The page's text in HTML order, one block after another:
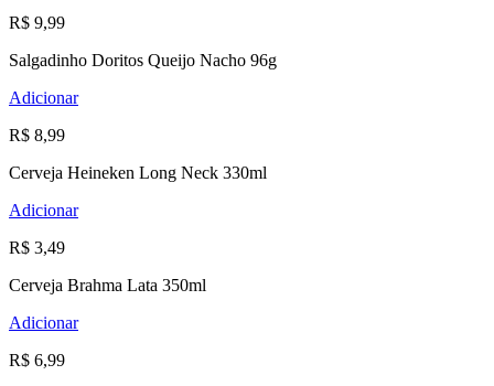
R$ 9,99
Salgadinho Doritos Queijo Nacho 96g
Adicionar
R$ 8,99
Cerveja Heineken Long Neck 330ml
Adicionar
R$ 3,49
Cerveja Brahma Lata 350ml
Adicionar
R$ 6,99